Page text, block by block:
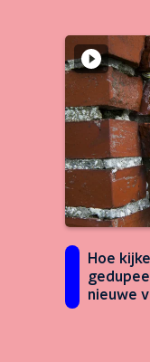
Hoe
nieuwe